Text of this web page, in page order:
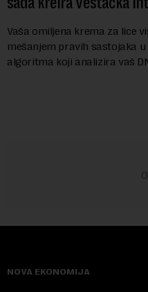
Vaša omiljena krema za lice
mešanjem pravih sastojaka
algoritma koji analizira vaš
NOVA EKONOMIJA